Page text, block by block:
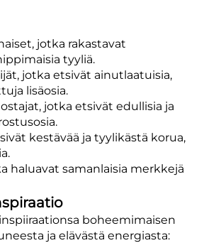
jotka rakastavat
tyyliä.
jotka etsivät ainutlaatuisia,
lisäosia.
jotka etsivät edullisia ja
kestävää ja tyylikästä korua,
haluavat samanlaisia merkkejä
boheemimaisen
ja elävästä energiasta: